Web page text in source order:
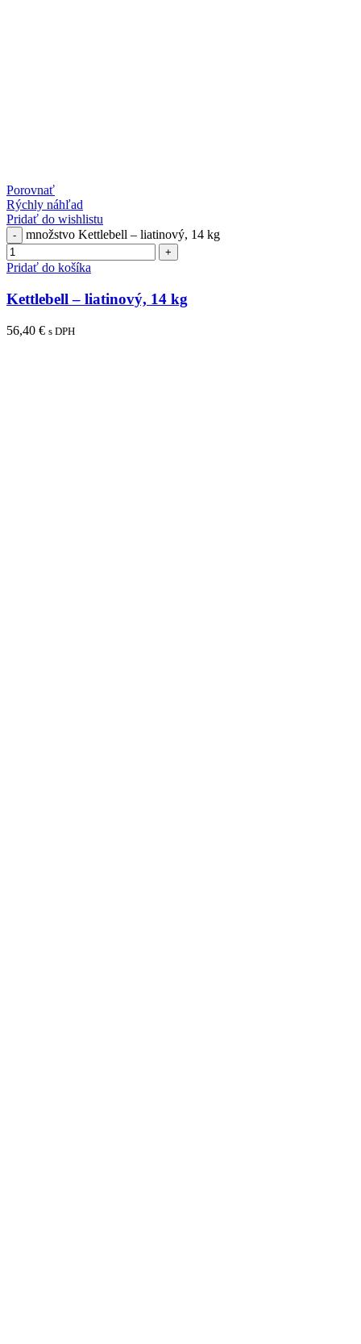
Porovnať
Rýchly náhľad
Pridať do wishlistu
množstvo Kettlebell – liatinový, 14 kg
Pridať do košíka
Kettlebell – liatinový, 14 kg
56,40 € s DPH